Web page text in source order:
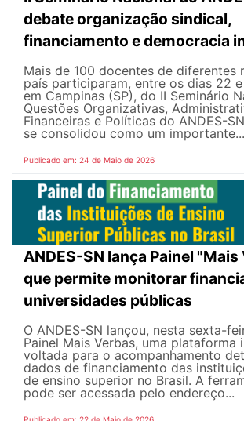
debate organização sindical,
financiamento e democracia
Mais de 100 docentes de diferentes
país participaram, entre os dias 22
em Campinas (SP), do II Seminário
Questões Organizativas,
Financeiras e Políticas do ANDES-
se consolidou como um importante...
Publicado em: 24 de Maio de 2026
ANDES-SN lança Painel "Mais
que permite monitorar
universidades públicas
O ANDES-SN lançou, nesta sexta-
Painel Mais Verbas, uma plataforma
voltada para o acompanhamento
dados de financiamento das
de ensino superior no Brasil. A
pode ser acessada pelo endereço...